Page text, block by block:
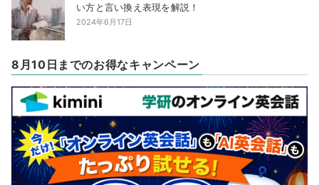
い方と言い換え表現を解説！
2024年6月17日
8月10日までのお得なキャンペーン